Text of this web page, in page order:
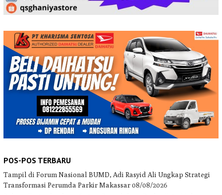
POS-POS TERBARU
Tampil di Forum Nasional BUMD, Adi Rasyid Ali Ungkap Strategi
Transformasi Perumda Parkir Makassar08/08/2026